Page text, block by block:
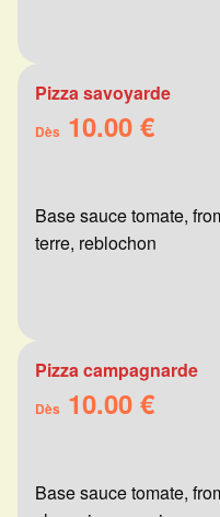
Pizza savoyarde
Dès 10.00 €
Base sauce tomate,
terre, reblochon
Pizza campagnarde
Dès 10.00 €
Base sauce tomate,